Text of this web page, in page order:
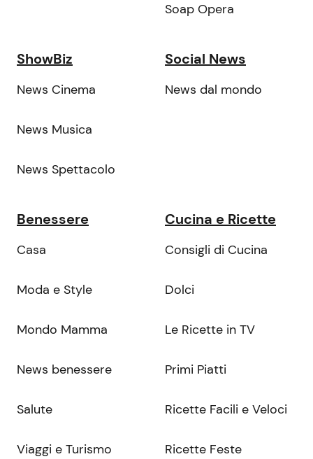
Soap Opera
ShowBiz
News Cinema
News Musica
News Spettacolo
Social News
News dal mondo
Benessere
Casa
Moda e Style
Mondo Mamma
News benessere
Salute
Viaggi e Turismo
Cucina e Ricette
Consigli di Cucina
Dolci
Le Ricette in TV
Primi Piatti
Ricette Facili e Veloci
Ricette Feste